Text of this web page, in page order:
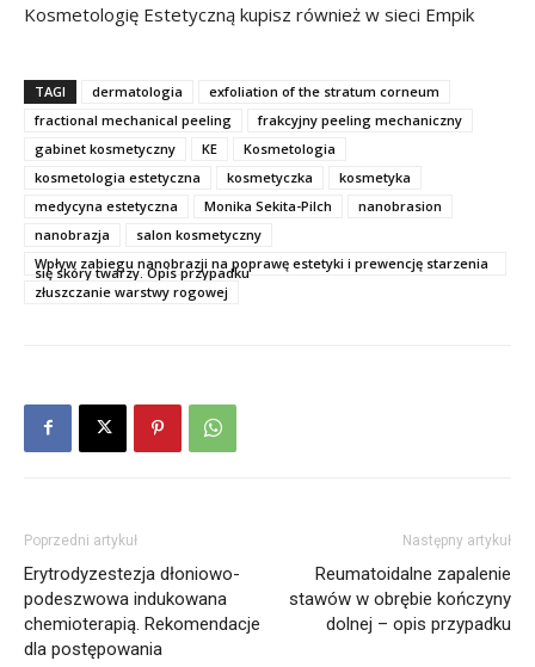
Kosmetologię Estetyczną kupisz również w sieci Empik
TAGI dermatologia
exfoliation of the stratum corneum
fractional mechanical peeling
frakcyjny peeling mechaniczny
gabinet kosmetyczny
KE
Kosmetologia
kosmetologia estetyczna
kosmetyczka
kosmetyka
medycyna estetyczna
Monika Sekita-Pilch
nanobrasion
nanobrazja
salon kosmetyczny
Wpływ zabiegu nanobrazji na poprawę estetyki i prewencję starzenia
się skóry twarzy. Opis przypadku
złuszczanie warstwy rogowej
Poprzedni artykuł
Erytrodyzestezja dłoniowo-
podeszwowa indukowana
chemioterapią. Rekomendacje
dla postępowania
Następny artykuł
Reumatoidalne zapalenie
stawów w obrębie kończyny
dolnej – opis przypadku